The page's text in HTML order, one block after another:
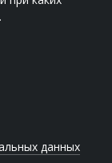
данных